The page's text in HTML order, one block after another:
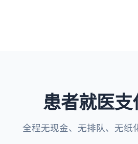
患者就医支
全程无现金、无排队、无纸